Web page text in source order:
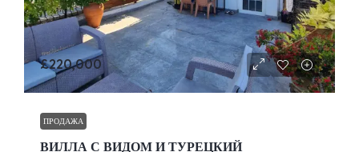
£220,000
ПРОДАЖА
ВИЛЛА С ВИДОМ И ТУРЕЦКИЙ